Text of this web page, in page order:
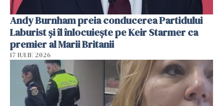
Andy Burnham preia conducerea Partidului
Laburist și îl înlocuiește pe Keir Starmer ca
premier al Marii Britanii
17 IULIE 2026